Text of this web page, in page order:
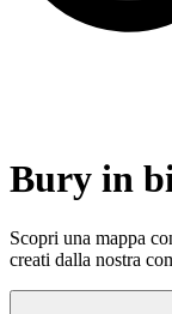
Bury in
Scopri una mappa
creati dalla nostra